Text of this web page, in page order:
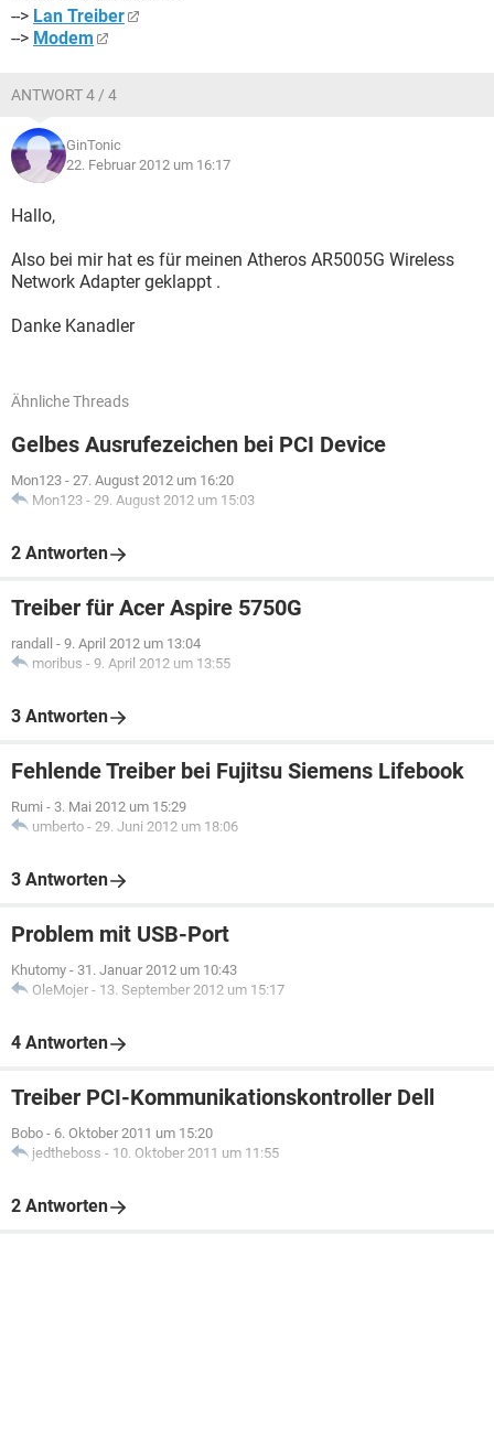
--> Lan Treiber
--> Modem
ANTWORT 4 / 4
GinTonic
22. Februar 2012 um 16:17
Hallo,
Also bei mir hat es für meinen Atheros AR5005G Wireless
Network Adapter geklappt .
Danke Kanadler
Ähnliche Threads
Gelbes Ausrufezeichen bei PCI Device
Mon123 - 27. August 2012 um 16:20
Mon123 - 29. August 2012 um 15:03
2 Antworten
Treiber für Acer Aspire 5750G
randall - 9. April 2012 um 13:04
moribus - 9. April 2012 um 13:55
3 Antworten
Fehlende Treiber bei Fujitsu Siemens Lifebook
Rumi - 3. Mai 2012 um 15:29
umberto - 29. Juni 2012 um 18:06
3 Antworten
Problem mit USB-Port
Khutomy - 31. Januar 2012 um 10:43
OleMojer - 13. September 2012 um 15:17
4 Antworten
Treiber PCI-Kommunikationskontroller Dell
Bobo - 6. Oktober 2011 um 15:20
jedtheboss - 10. Oktober 2011 um 11:55
2 Antworten